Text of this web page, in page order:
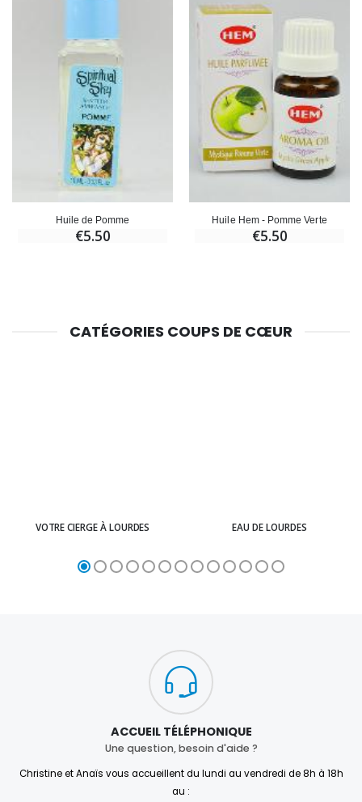
Huile de Pomme
€5.50
Huile Hem - Pomme Verte
€5.50
CATÉGORIES COUPS DE CŒUR
VOTRE CIERGE À LOURDES EAU DE LOURDES
ACCUEIL TÉLÉPHONIQUE
Une question, besoin d'aide ?
Christine et Anaïs vous accueillent du lundi au vendredi de 8h à 18h
au :